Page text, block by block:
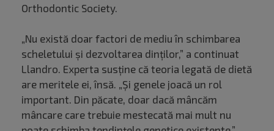
Orthodontic Society.
„Nu există doar factori de mediu în schimbarea
scheletului și dezvoltarea dinților,” a continuat
Llandro. Experta susține că teoria legată de dietă
are meritele ei, însă. „Și genele joacă un rol
important. Din păcate, doar dacă mâncăm
mâncare care trebuie mestecată mai mult nu